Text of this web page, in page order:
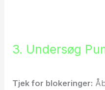
3. Undersøg
Tjek for blokeringer: